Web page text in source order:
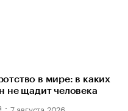
в мире: в каких
не щадит человека
7 августа 2026